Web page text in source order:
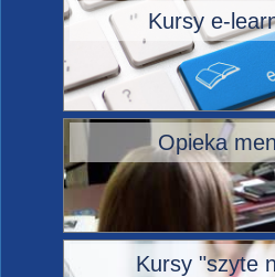
Kursy e-
Opieka
Kursy "szyte